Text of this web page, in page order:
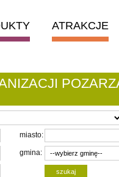
ATRAKCJE
miasto:
gmina: